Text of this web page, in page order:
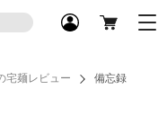
宅麺レビュー 備忘録